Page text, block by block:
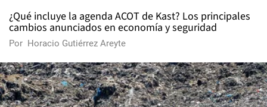
¿Qué incluye la agenda ACOT de Kast? Los principales
cambios anunciados en economía y seguridad
Por Horacio Gutiérrez Areyte